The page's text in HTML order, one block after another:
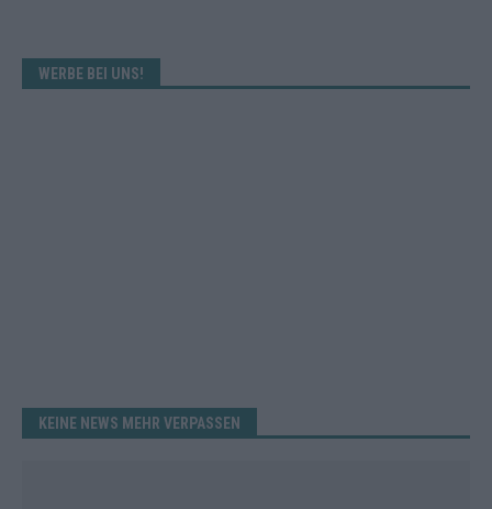
WERBE BEI UNS!
KEINE NEWS MEHR VERPASSEN